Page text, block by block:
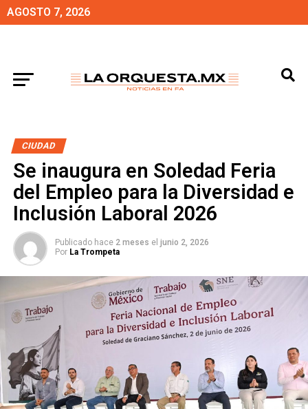
AGOSTO 7, 2026
CIUDAD
Se inaugura en Soledad Feria
del Empleo para la Diversidad e
Inclusión Laboral 2026
Publicado hace 2 meses el junio 2, 2026
Por La Trompeta